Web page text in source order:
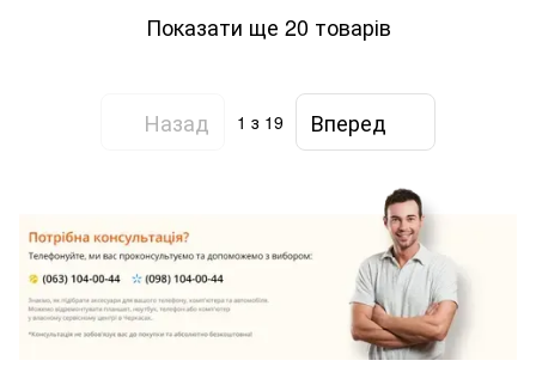
Показати ще 20 товарів
Назад 1 з 19 Вперед